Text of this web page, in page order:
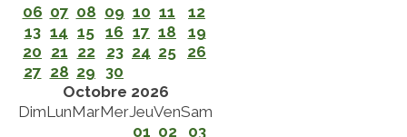
06 07 08 09 10 11
12
13 14 15 16 17 18
19
20 21 22 23 24 25
26
27 28 29 30
Octobre 2026
DimLunMarMerJeuVenSam
01 02
03